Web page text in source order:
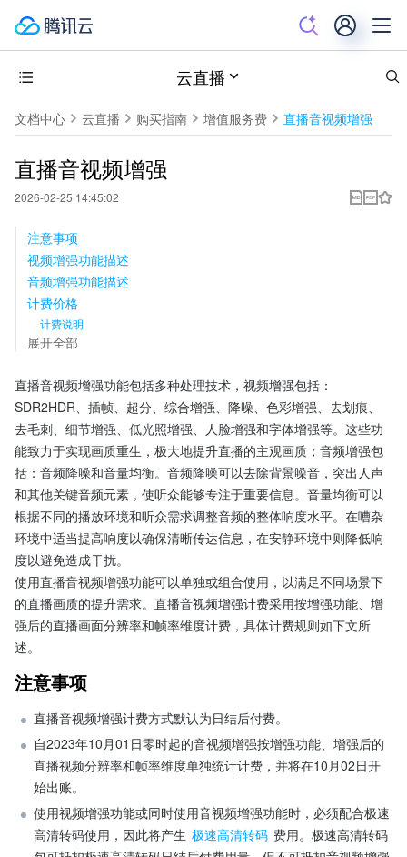
云直播
文档中心 云直播 购买指南 增值服务费 直播音视频增强
直播音视频增强
2026-02-25 14:45:02
注意事项
视频增强功能描述
音频增强功能描述
计费价格
计费说明
展开全部
直播音视频增强功能包括多种处理技术，视频增强包括：
SDR2HDR、插帧、超分、综合增强、降噪、色彩增强、去划痕、
去毛刺、细节增强、低光照增强、人脸增强和字体增强等。这些功
能致力于实现画质重生，极大地提升直播的主观画质；音频增强包
括：音频降噪和音量均衡。音频降噪可以去除背景噪音，突出人声
和其他关键音频元素，使听众能够专注于重要信息。音量均衡可以
根据不同的播放环境和听众需求调整音频的整体响度水平。在嘈杂
环境中适当提高响度以确保清晰传达信息，在安静环境中则降低响
度以避免造成干扰。
使用直播音视频增强功能可以单独或组合使用，以满足不同场景下
的直播画质的提升需求。直播音视频增强计费采用按增强功能、增
强后的直播画面分辨率和帧率维度计费，具体计费规则如下文所
述。
注意事项
直播音视频增强计费方式默认为日结后付费。
自2023年10月01日零时起的音视频增强按增强功能、增强后的
直播视频分辨率和帧率维度单独统计计费，并将在10月02日开
始出账。
使用视频增强功能或同时使用音视频增强功能时，必须配合极速
高清转码使用，因此将产生 极速高清转码 费用。极速高清转码